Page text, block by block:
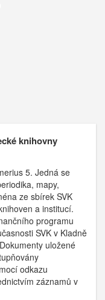
knihovny
5. Jedná se
mapy,
ze sbírek SVK
a institucí.
programu
SVK v Kladně
uložené
odkazu
záznamů v